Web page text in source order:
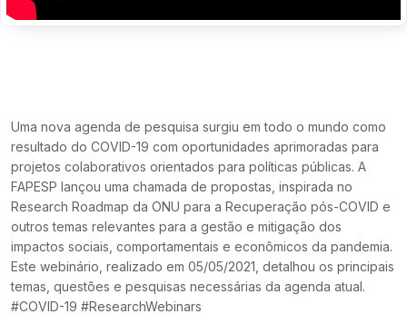
Uma nova agenda de pesquisa surgiu em todo o mundo como
resultado do COVID-19 com oportunidades aprimoradas para
projetos colaborativos orientados para políticas públicas. A
FAPESP lançou uma chamada de propostas, inspirada no
Research Roadmap da ONU para a Recuperação pós-COVID e
outros temas relevantes para a gestão e mitigação dos
impactos sociais, comportamentais e econômicos da pandemia.
Este webinário, realizado em 05/05/2021, detalhou os principais
temas, questões e pesquisas necessárias da agenda atual.
#COVID-19 #ResearchWebinars